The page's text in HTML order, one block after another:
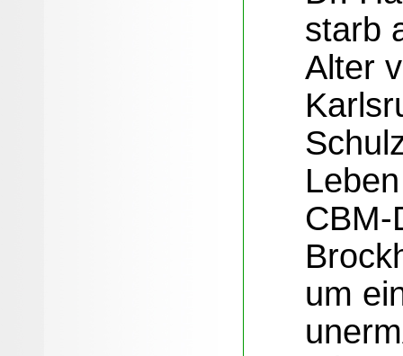
starb
Alter
CBM-
um